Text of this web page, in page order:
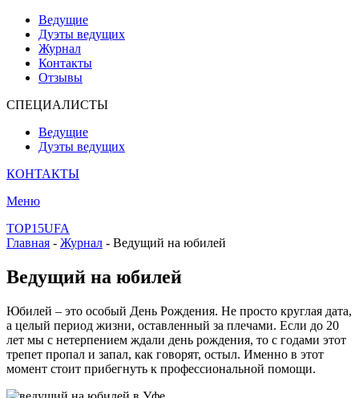
Ведущие
Дуэты ведущих
Журнал
Контакты
Отзывы
СПЕЦИАЛИСТЫ
Ведущие
Дуэты ведущих
КОНТАКТЫ
Меню
TOP15UFA
Главная - Журнал - Ведущий на юбилей
Ведущий на юбилей
Юбилей – это особый День Рождения. Не просто круглая дата,
а целый период жизни, оставленный за плечами. Если до 20
лет мы с нетерпением ждали день рождения, то с годами этот
трепет пропал и запал, как говорят, остыл. Именно в этот
момент стоит прибегнуть к профессиональной помощи.